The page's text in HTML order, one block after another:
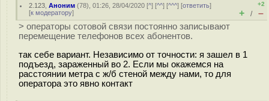
2.123 ,Аноним (78), 01:26, 28/04/2020 [^] [^^] [^^^] [ответить]
[к модератору]
+2
+ / –
> операторы сотовой связи постоянно записывают
перемещение телефонов всех абонентов.
так себе вариант. Независимо от точности: я зашел в 1
подъезд, зараженный во 2. Если мы окажемся на
расстоянии метра с ж/б стеной между нами, то для
оператора это явно контакт